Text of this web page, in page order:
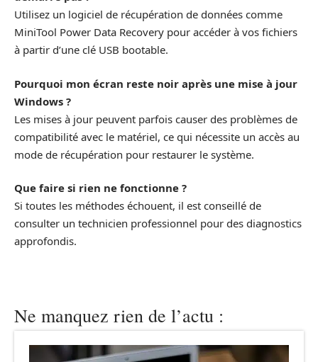
Utilisez un logiciel de récupération de données comme
MiniTool Power Data Recovery pour accéder à vos fichiers
à partir d’une clé USB bootable.
Pourquoi mon écran reste noir après une mise à jour
Windows ?
Les mises à jour peuvent parfois causer des problèmes de
compatibilité avec le matériel, ce qui nécessite un accès au
mode de récupération pour restaurer le système.
Que faire si rien ne fonctionne ?
Si toutes les méthodes échouent, il est conseillé de
consulter un technicien professionnel pour des diagnostics
approfondis.
Ne manquez rien de l’actu :